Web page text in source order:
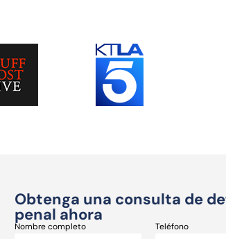
Obtenga una consulta de
penal ahora
Nombre completo Teléfono